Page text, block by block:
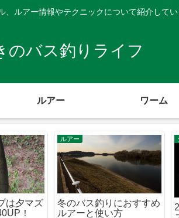
、ルアー情報やテクニックについて紹介してい
のバス釣りライフ
ルアー ワーム
ログ
ジ スケベピンクカ
魂
雑記ブログ
サターンワームが
135円～で売って